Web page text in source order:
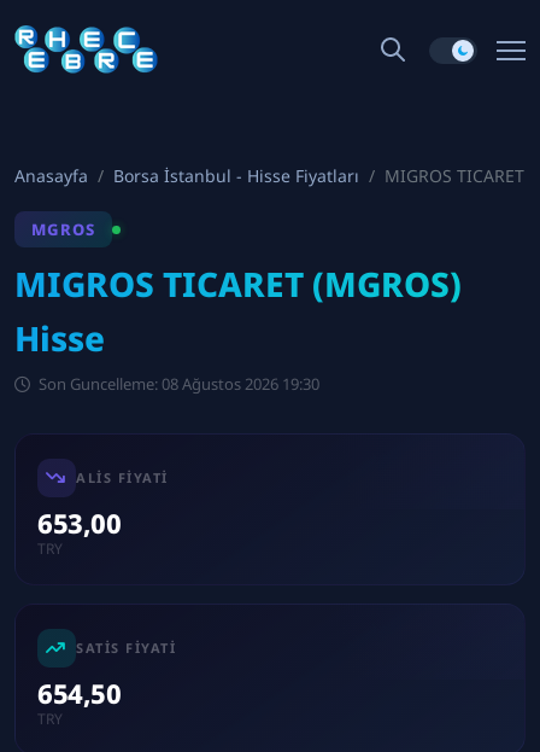
Anasayfa Borsa İstanbul - Hisse Fiyatları MIGROS TICARET
MGROS
MIGROS TICARET (MGROS)
Hisse
Son Guncelleme: 08 Ağustos 2026 19:30
ALIS FIYATI
653,00
TRY
SATIS FIYATI
654,50
TRY